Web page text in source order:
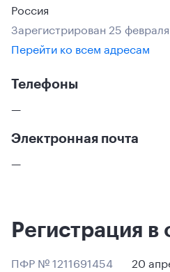
Россия
Зарегистрирован 25
Перейти ко всем адресам
Телефоны
—
Электронная почта
—
Регистрация в
ПФР № 1211691454
20